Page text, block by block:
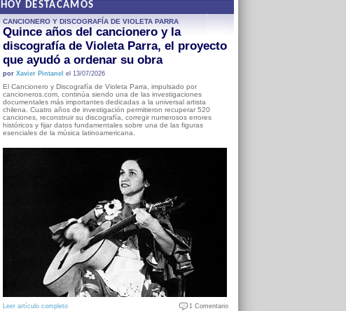
HOY DESTACAMOS
CANCIONERO Y DISCOGRAFÍA DE VIOLETA PARRA
Quince años del cancionero y la
discografía de Violeta Parra, el proyecto
que ayudó a ordenar su obra
por Xavier Pintanel el 13/07/2026
El Cancionero y Discografía de Violeta Parra, impulsado por
cancioneros.com, continúa siendo una de las investigaciones
documentales más importantes dedicadas a la universal artista
chilena. Cuatro años de investigación permitieron recuperar 520
canciones, reconstruir su discografía, corregir numerosos errores
históricos y fijar datos fundamentales sobre una de las figuras
esenciales de la música latinoamericana.
Leer artículo completo 1 Comentario